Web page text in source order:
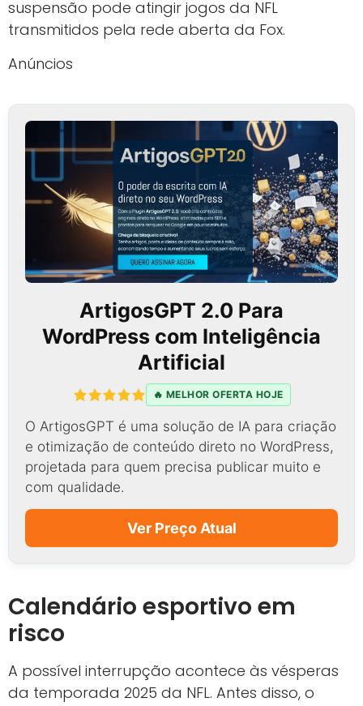
suspensão pode atingir jogos da NFL
transmitidos pela rede aberta da Fox.
Anúncios
ArtigosGPT 2.0 Para
WordPress com Inteligência
Artificial
🔥 MELHOR OFERTA HOJE
O ArtigosGPT é uma solução de IA para criação
e otimização de conteúdo direto no WordPress,
projetada para quem precisa publicar muito e
com qualidade.
Ver Preço Atual
Calendário esportivo em
risco
A possível interrupção acontece às vésperas
da temporada 2025 da NFL. Antes disso, o